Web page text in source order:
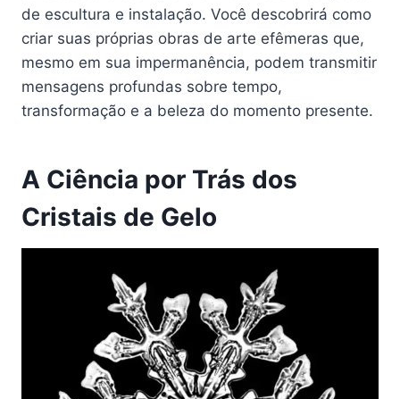
de escultura e instalação. Você descobrirá como
criar suas próprias obras de arte efêmeras que,
mesmo em sua impermanência, podem transmitir
mensagens profundas sobre tempo,
transformação e a beleza do momento presente.
A Ciência por Trás dos
Cristais de Gelo